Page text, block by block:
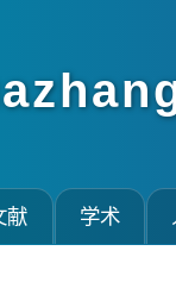
献 学术